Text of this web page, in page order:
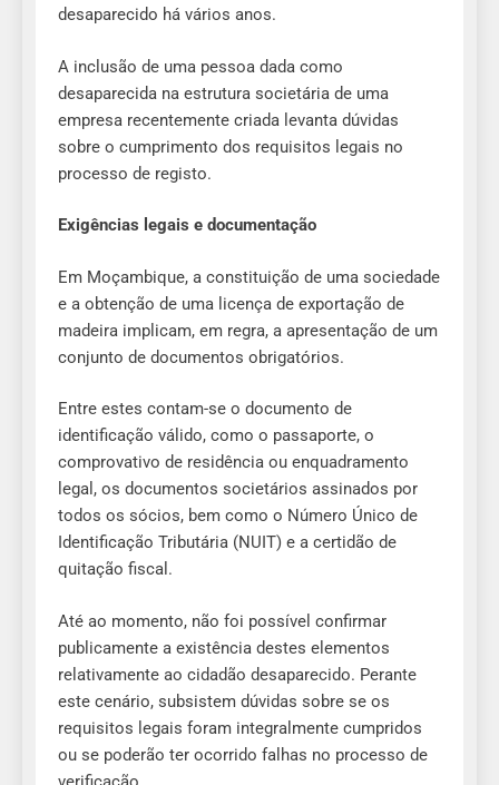
desaparecido há vários anos.
A inclusão de uma pessoa dada como
desaparecida na estrutura societária de uma
empresa recentemente criada levanta dúvidas
sobre o cumprimento dos requisitos legais no
processo de registo.
Exigências legais e documentação
Em Moçambique, a constituição de uma sociedade
e a obtenção de uma licença de exportação de
madeira implicam, em regra, a apresentação de um
conjunto de documentos obrigatórios.
Entre estes contam-se o documento de
identificação válido, como o passaporte, o
comprovativo de residência ou enquadramento
legal, os documentos societários assinados por
todos os sócios, bem como o Número Único de
Identificação Tributária (NUIT) e a certidão de
quitação fiscal.
Até ao momento, não foi possível confirmar
publicamente a existência destes elementos
relativamente ao cidadão desaparecido. Perante
este cenário, subsistem dúvidas sobre se os
requisitos legais foram integralmente cumpridos
ou se poderão ter ocorrido falhas no processo de